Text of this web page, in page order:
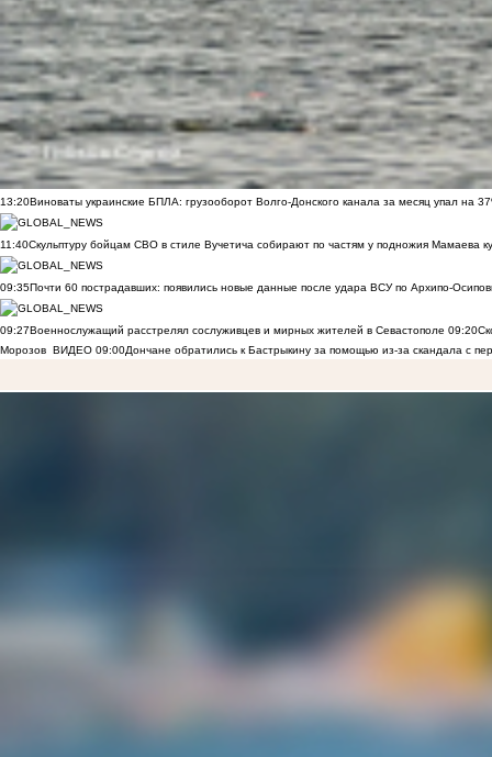
13:20Виноваты украинские БПЛА: грузооборот Волго-Донского канала за месяц упал на
11:40Скульптуру бойцам СВО в стиле Вучетича собирают по частям у подножия Мамаева
09:35Почти 60 пострадавших: появились новые данные после удара ВСУ по Архипо-
09:27Военнослужащий расстрелял сослуживцев и мирных жителей в Севастополе 09:20
Морозов ВИДЕО 09:00Дончане обратились к Бастрыкину за помощью из-за скандала с